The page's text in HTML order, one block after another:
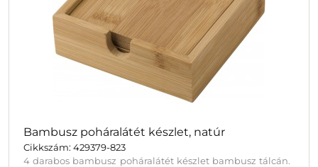
Bambusz poháralátét készlet, natúr
Cikkszám: 429379-823
4 darabos bambusz poháralátét készlet bambusz tálcán.